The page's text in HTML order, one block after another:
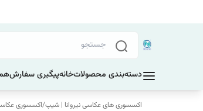
دسته‌بندی محصولاتخانهپیگیری سفارش
اکسسوری های عکاسی نیروانا | شیپ/اکسسوری